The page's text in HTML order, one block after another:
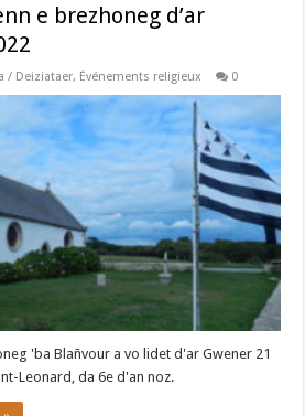
e brezhoneg d’ar
/ Deiziataer, Événements religieux 0
'ba Blañvour a vo lidet d'ar Gwener 21
Leonard, da 6e d'an noz.